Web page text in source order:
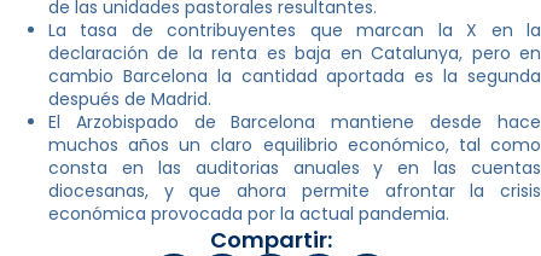
de las unidades pastorales resultantes.
La tasa de contribuyentes que marcan la X en la
declaración de la renta es baja en Catalunya, pero en
cambio Barcelona la cantidad aportada es la segunda
después de Madrid.
El Arzobispado de Barcelona mantiene desde hace
muchos años un claro equilibrio económico, tal como
consta en las auditorias anuales y en las cuentas
diocesanas, y que ahora permite afrontar la crisis
económica provocada por la actual pandemia.
Compartir: